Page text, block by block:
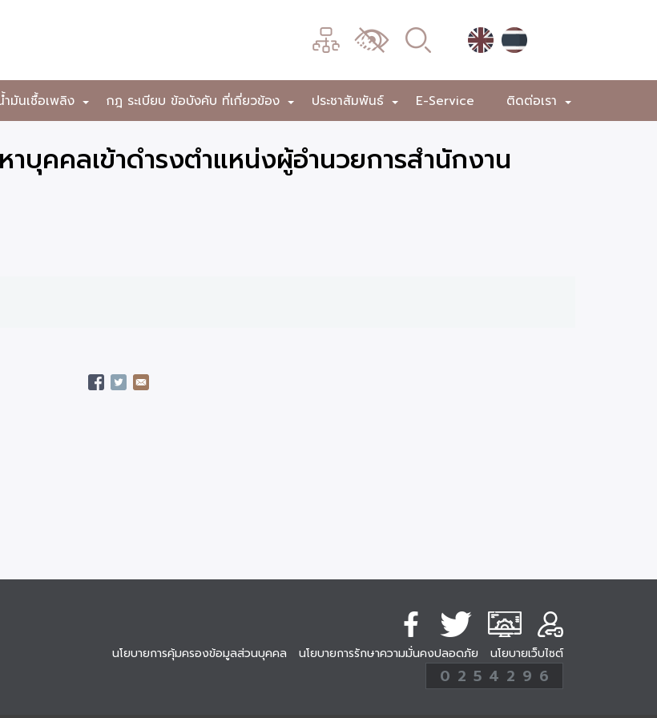
เมนู
เปลี่ยน
ผล
+
มันเชื้อเพลิง +
กฎ ระเบียบ ข้อบังคับ ที่เกี่ยวข้อง +
ประชาสัมพันธ์ E-Service +
ติดต่อเรา
าบุคคลเข้าดำรงตำแหน่งผู้อำนวยการสำนักงาน
นโยบายการคุ้มครองข้อมูลส่วนบุคคล นโยบายการรักษาความมั่นคงปลอดภัย นโยบายเว็บไซต์
254296
ครั้ง
0 2 5 4 2 9 6